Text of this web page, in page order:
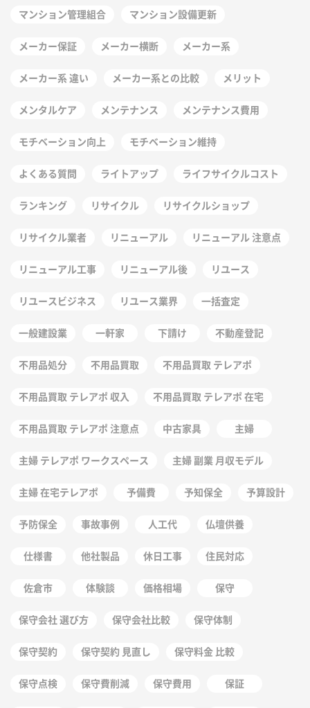
マンション管理組合 マンション設備更新
メーカー保証 メーカー横断 メーカー系
メーカー系 違い メーカー系との比較 メリット
メンタルケア メンテナンス メンテナンス費用
モチベーション向上 モチベーション維持
よくある質問 ライトアップ ライフサイクルコスト
ランキング リサイクル リサイクルショップ
リサイクル業者 リニューアル リニューアル 注意点
リニューアル工事 リニューアル後 リユース
リユースビジネス リユース業界 一括査定
一般建設業 一軒家 下請け 不動産登記
不用品処分 不用品買取 不用品買取 テレアポ
不用品買取 テレアポ 収入 不用品買取 テレアポ 在宅
不用品買取 テレアポ 注意点 中古家具 主婦
主婦 テレアポ ワークスペース 主婦 副業 月収モデル
主婦 在宅テレアポ 予備費 予知保全 予算設計
予防保全 事故事例 人工代 仏壇供養
仕様書 他社製品 休日工事 住民対応
佐倉市 体験談 価格相場 保守
保守会社 選び方 保守会社比較 保守体制
保守契約 保守契約 見直し 保守料金 比較
保守点検 保守費削減 保守費用 保証